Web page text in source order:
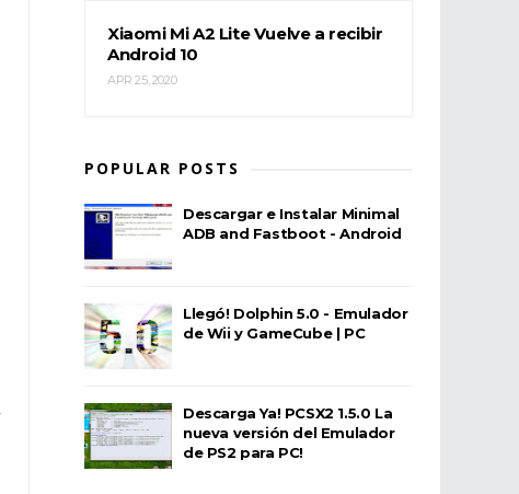
Xiaomi Mi A2 Lite Vuelve a recibir
Android 10
APR 25, 2020
POPULAR POSTS
Descargar e Instalar Minimal
ADB and Fastboot - Android
Llegó! Dolphin 5.0 - Emulador
de Wii y GameCube | PC
Descarga Ya! PCSX2 1.5.0 La
nueva versión del Emulador
de PS2 para PC!